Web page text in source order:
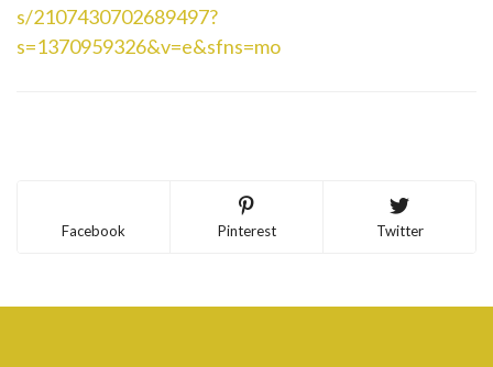
s/2107430702689497?
s=1370959326&v=e&sfns=mo
Facebook Pinterest Twitter